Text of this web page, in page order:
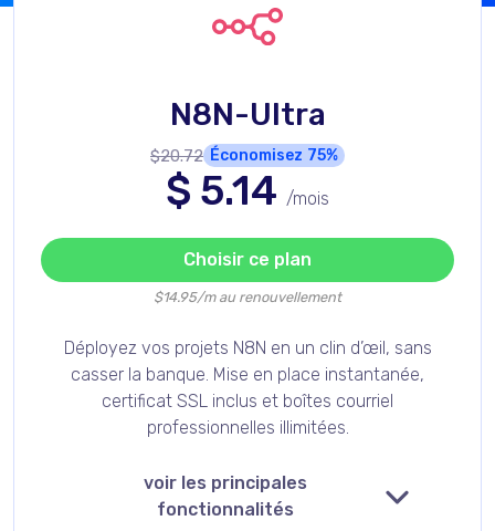
N8N-Ultra
$20.72 Économisez 75%
$ 5.14 /mois
Choisir ce plan
$14.95/m au renouvellement
Déployez vos projets N8N en un clin d’œil, sans
casser la banque. Mise en place instantanée,
certificat SSL inclus et boîtes courriel
professionnelles illimitées.
voir les principales
fonctionnalités